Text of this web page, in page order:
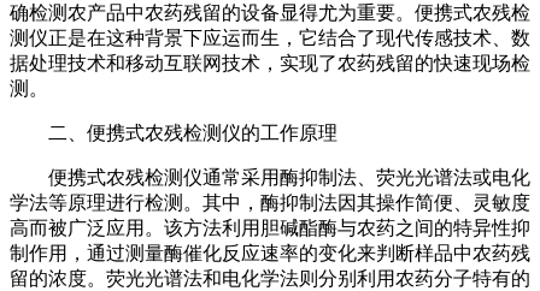
确检测农产品中农药残留的设备显得尤为重要。便携式农残检
测仪正是在这种背景下应运而生，它结合了现代传感技术、数
据处理技术和移动互联网技术，实现了农药残留的快速现场检
测。
二、便携式农残检测仪的工作原理
便携式农残检测仪通常采用酶抑制法、荧光光谱法或电化
学法等原理进行检测。其中，酶抑制法因其操作简便、灵敏度
高而被广泛应用。该方法利用胆碱酯酶与农药之间的特异性抑
制作用，通过测量酶催化反应速率的变化来判断样品中农药残
留的浓度。荧光光谱法和电化学法则分别利用农药分子特有的